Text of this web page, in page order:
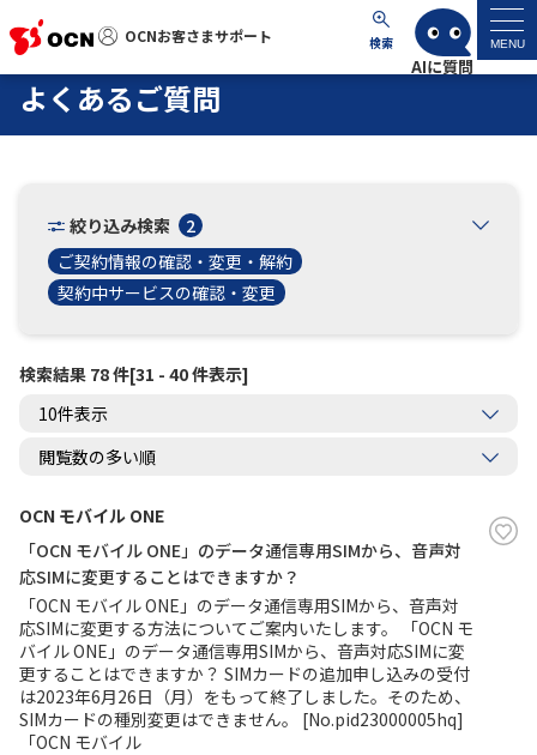
OCNお客さまサポート 検索 MENU
OCNお客さまサポート
サービス名から探す
工事・故障情報
各種ダウンロード
お問い合わせ
履歴・お気に入り
お知らせ サポートサイトの使い方
NTTドコモビジネスのお客さ
まはこちら
工事・故障情報通知
よくあるご質問
絞り込み検索
2
ご契約情報の確認・変更・解約
契約中サービスの確認・変更
検索結果 78 件[31 - 40 件表示]
OCN モバイル ONE
「OCN モバイル ONE」のデータ通信専用SIMから、音声対
応SIMに変更することはできますか？
「OCN モバイル ONE」のデータ通信専用SIMから、音声対
応SIMに変更する方法についてご案内いたします。 「OCN モ
バイル ONE」のデータ通信専用SIMから、音声対応SIMに変
更することはできますか？ SIMカードの追加申し込みの受付
は2023年6月26日（月）をもって終了しました。そのため、
SIMカードの種別変更はできません。 [No.pid23000005hq]
「OCN モバイル